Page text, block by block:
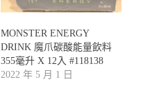
MONSTER ENERGY
DRINK 魔爪碳酸能量飲料
355毫升 X 12入 #118138
2022 年 5 月 1 日